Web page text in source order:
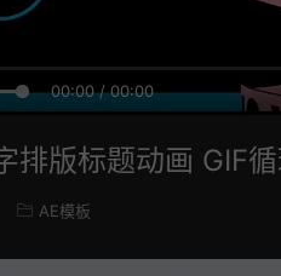
00:00 / 00:00
排版标题动画 GIF
AE模板